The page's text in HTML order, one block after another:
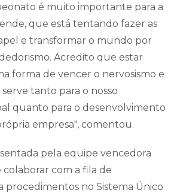
é muito importante para a
que está tentando fazer as
e transformar o mundo por
Acredito que estar
forma de vencer o nervosismo e
serve tanto para o nosso
quanto para o desenvolvimento
empresa", comentou.
pela equipe vencedora
com a fila de
procedimentos no Sistema Único